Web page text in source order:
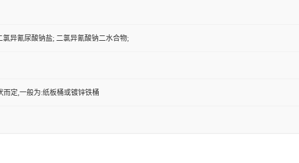
氯异氰尿酸钠盐; 二氯异氰酸钠二水合物;
而定,一般为:纸板桶或镀锌铁桶